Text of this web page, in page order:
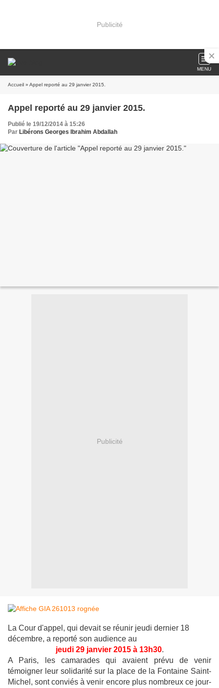
Publicité
MENU
Accueil » Appel reporté au 29 janvier 2015.
Appel reporté au 29 janvier 2015.
Publié le 19/12/2014 à 15:26
Par Libérons Georges Ibrahim Abdallah
Publicité
La Cour d'appel, qui devait se réunir jeudi dernier 18
décembre, a reporté son audience au
jeudi 29 janvier 2015 à 13h30.
A Paris, les camarades qui avaient prévu de venir
témoigner leur solidarité sur la place de la Fontaine Saint-
Michel, sont conviés à venir encore plus nombreux ce jour-